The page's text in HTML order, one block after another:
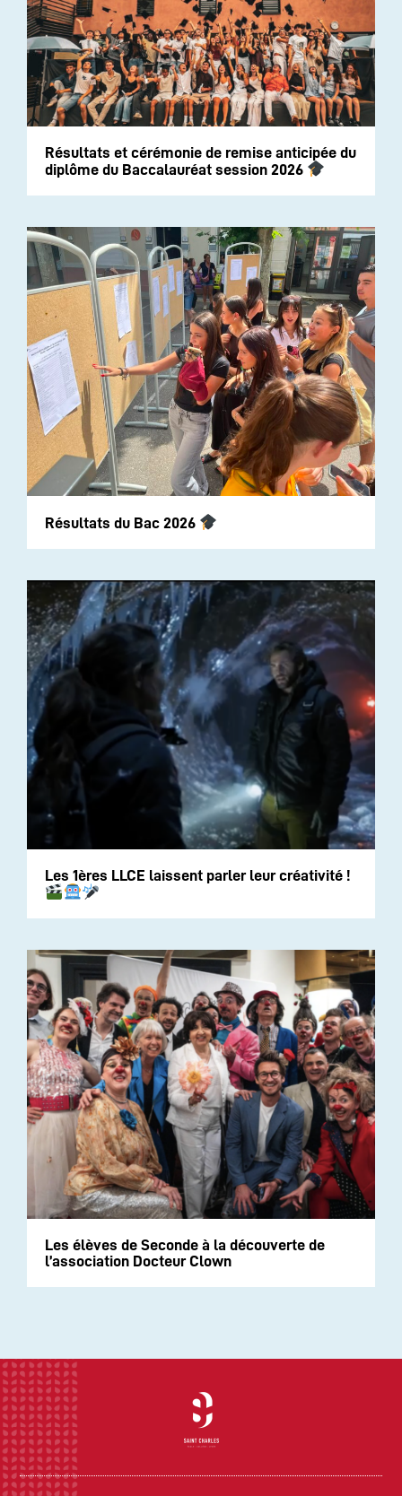
Résultats et cérémonie de remise anticipée du
diplôme du Baccalauréat session 2026
Résultats du Bac 2026
Les 1ères LLCE laissent parler leur créativité !
Les élèves de Seconde à la découverte de
l’association Docteur Clown